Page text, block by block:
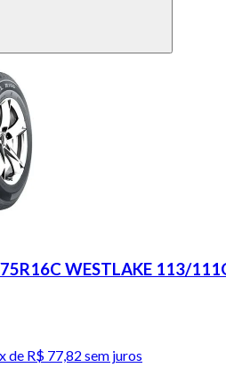
WESTLAKE 113/
de R$ 77,82 sem juros